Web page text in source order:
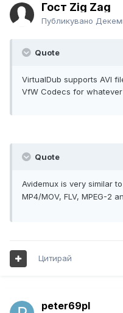
Гост Zig Zag
Публикувано
Quote
VirtualDub supports AVI
VfW Codecs for
Quote
Avidemux is very similar
MP4/MOV, FLV, MPEG-2
Цитирай
peter69pl